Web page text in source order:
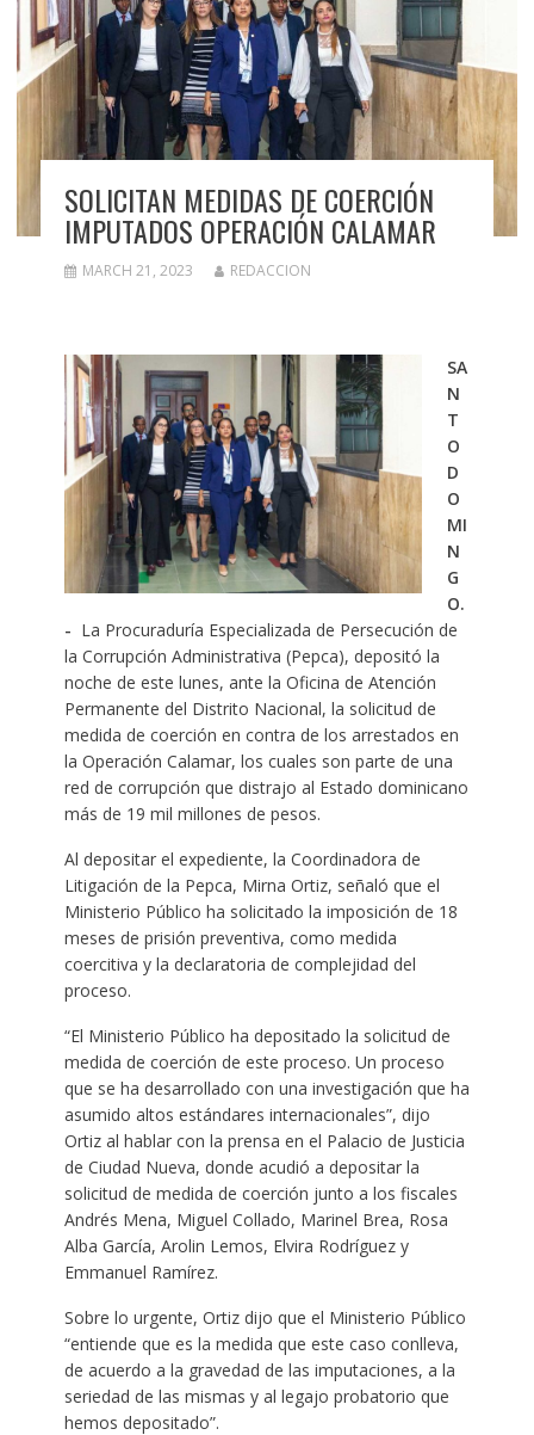
SOLICITAN MEDIDAS DE COERCIÓN
IMPUTADOS OPERACIÓN CALAMAR
MARCH 21, 2023 REDACCION
SA
N
T
O
D
O
MI
N
G
O.
- La Procuraduría Especializada de Persecución de
la Corrupción Administrativa (Pepca), depositó la
noche de este lunes, ante la Oficina de Atención
Permanente del Distrito Nacional, la solicitud de
medida de coerción en contra de los arrestados en
la Operación Calamar, los cuales son parte de una
red de corrupción que distrajo al Estado dominicano
más de 19 mil millones de pesos.
Al depositar el expediente, la Coordinadora de
Litigación de la Pepca, Mirna Ortiz, señaló que el
Ministerio Público ha solicitado la imposición de 18
meses de prisión preventiva, como medida
coercitiva y la declaratoria de complejidad del
proceso.
“El Ministerio Público ha depositado la solicitud de
medida de coerción de este proceso. Un proceso
que se ha desarrollado con una investigación que ha
asumido altos estándares internacionales”, dijo
Ortiz al hablar con la prensa en el Palacio de Justicia
de Ciudad Nueva, donde acudió a depositar la
solicitud de medida de coerción junto a los fiscales
Andrés Mena, Miguel Collado, Marinel Brea, Rosa
Alba García, Arolin Lemos, Elvira Rodríguez y
Emmanuel Ramírez.
Sobre lo urgente, Ortiz dijo que el Ministerio Público
“entiende que es la medida que este caso conlleva,
de acuerdo a la gravedad de las imputaciones, a la
seriedad de las mismas y al legajo probatorio que
hemos depositado”.